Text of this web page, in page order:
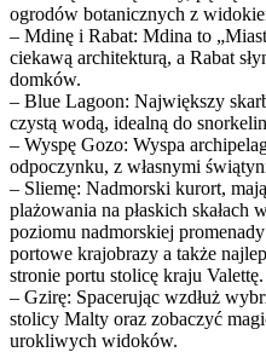
ogrodów botanicznych z
– Mdinę i Rabat: Mdina to
ciekawą architekturą, a Rabat
domków.
– Blue Lagoon: Największy
czystą wodą, idealną do
– Wyspę Gozo: Wyspa
odpoczynku, z własnymi
– Sliemę: Nadmorski kurort,
plażowania na płaskich
poziomu nadmorskiej
portowe krajobrazy a także
stronie portu stolicę kraju Valettę.
– Gzirę: Spacerując wzdłuż
stolicy Malty oraz zobaczyć
urokliwych widoków.